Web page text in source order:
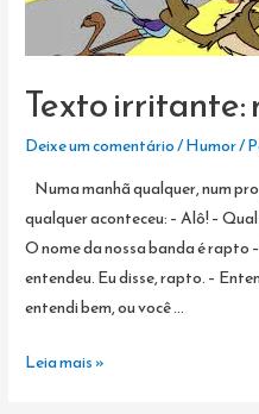
Texto irritante:
Deixe um comentário/Humor/
Numa manhã qualquer, num
qualquer aconteceu: – Alô! –
O nome da nossa banda é rapto
entendeu. Eu disse, rapto. –
entendi bem, ou você …
Texto
Leia mais »